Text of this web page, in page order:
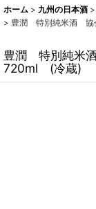
ホーム > 九州の日本酒 >
> 豊潤 特別純米酒 協
豊潤 特別純米
720ml (冷蔵)